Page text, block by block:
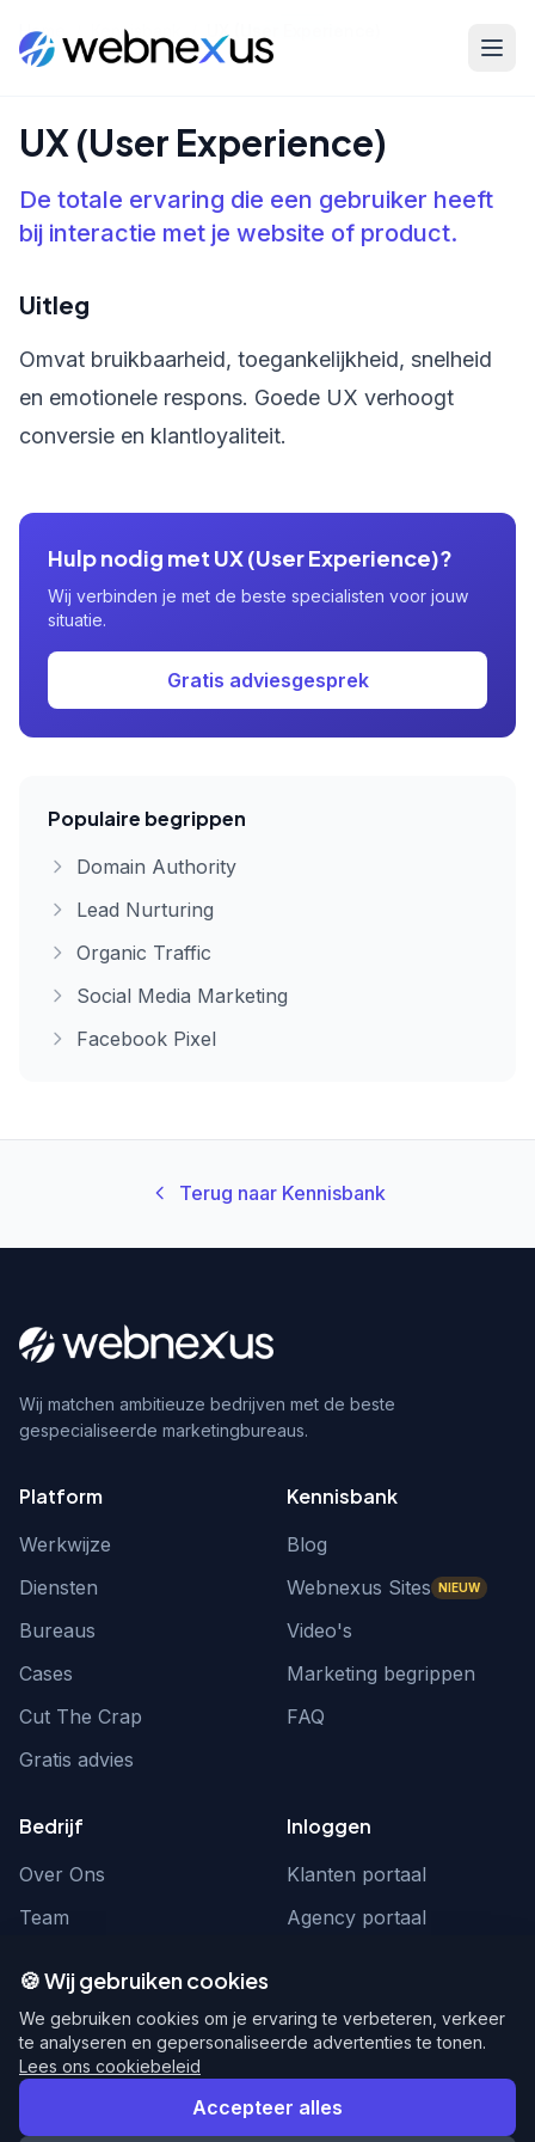
Home Kennisbank UX (User Experience)
UX (User Experience)
De totale ervaring die een gebruiker heeft
bij interactie met je website of product.
Uitleg
Omvat bruikbaarheid, toegankelijkheid, snelheid
en emotionele respons. Goede UX verhoogt
conversie en klantloyaliteit.
Hulp nodig met UX (User Experience)?
Wij verbinden je met de beste specialisten voor jouw
situatie.
Gratis adviesgesprek
Populaire begrippen
Domain Authority
Lead Nurturing
Organic Traffic
Social Media Marketing
Facebook Pixel
Terug naar Kennisbank
Wij matchen ambitieuze bedrijven met de beste
gespecialiseerde marketingbureaus.
Platform
Werkwijze
Diensten
Bureaus
Cases
Cut The Crap
Gratis advies
Kennisbank
Blog
Webnexus Sites NIEUW
Video's
Marketing begrippen
FAQ
Bedrijf
Over Ons
Team
Inloggen
Klanten portaal
Agency portaal
hello@webnexus.nl
085 004 1875
🍪 Wij gebruiken cookies
We gebruiken cookies om je ervaring te verbeteren, verkeer
te analyseren en gepersonaliseerde advertenties te tonen.
Lees ons cookiebeleid
Accepteer alles